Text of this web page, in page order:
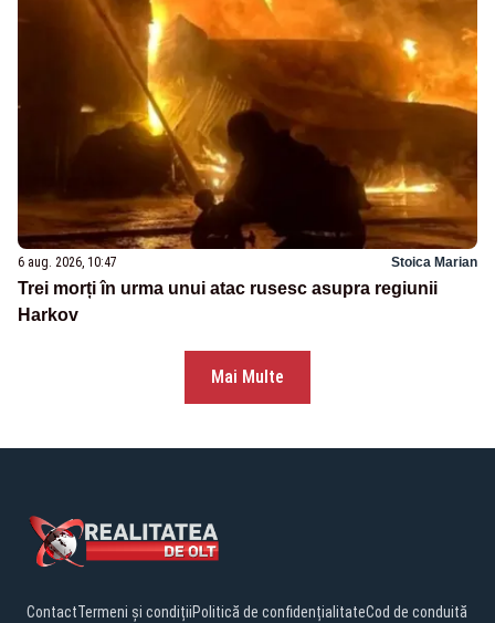
6 aug. 2026, 10:47 Stoica Marian
Trei morți în urma unui atac rusesc asupra regiunii
Harkov
Mai Multe
ContactTermeni și condițiiPolitică de confidențialitateCod de conduită